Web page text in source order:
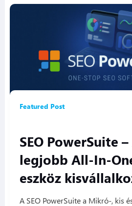
Featured Post
SEO PowerSuite
legjobb All-In-
eszköz
A SEO PowerSuite a Mikró-, kis